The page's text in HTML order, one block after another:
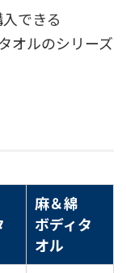
できる
オルのシリーズ
麻＆綿
ボディタ
オル